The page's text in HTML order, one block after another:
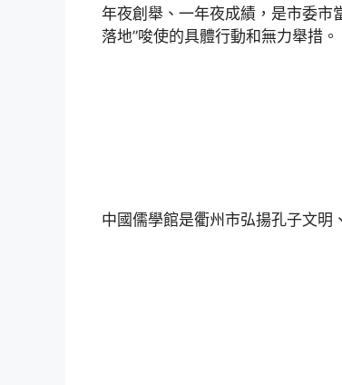
年夜創舉、一年夜成績，是市委市
落地”唆使的具體行動和無力舉措。
中國儒學館是衢州市弘揚孔子文明